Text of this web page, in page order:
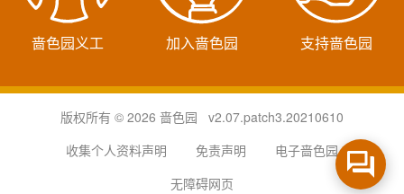
啬色园义工 加入啬色园 支持啬色园
版权所有 © 2026 啬色园 v2.07.patch3.20210610
收集个人资料声明
免责声明
电子啬色园
无障碍网页